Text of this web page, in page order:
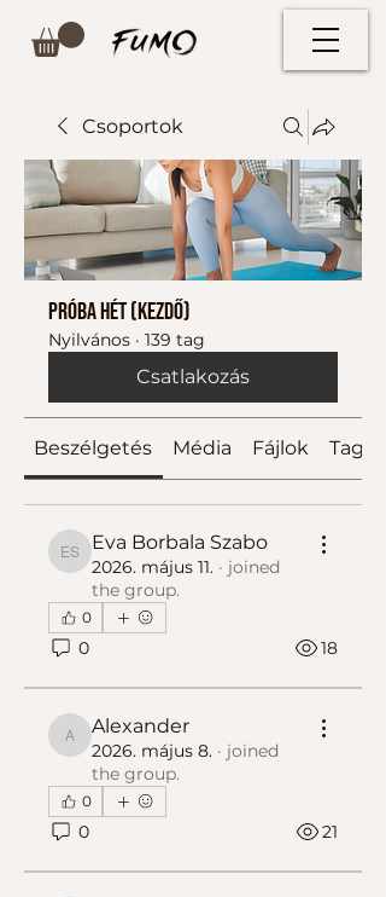
Csoportok
Próba hét (kezdő)
Nyilvános · 139 tag
Csatlakozás
Beszélgetés Média Fájlok Tagok
Eva Borbala Szabo
Eva Borbala Szabo
2026. május 11. · joined
the group.
0
0 18
Alexander
Alexander
2026. május 8. · joined
the group.
0
0 21